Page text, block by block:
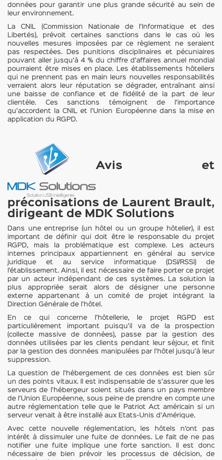
données pour garantir une plus grande sécurité au sein de
leur environnement.
La CNIL (Commission Nationale de l’Informatique et des
Libertés), prévoit certaines sanctions dans le cas où les
nouvelles mesures imposées par ce règlement ne seraient
pas respectées. Des punitions disciplinaires et pécuniaires
pouvant aller jusqu’à 4 % du chiffre d’affaires annuel mondial
pourraient être mises en place. Les établissements hôteliers
qui ne prennent pas en main leurs nouvelles responsabilités
verraient alors leur réputation se dégrader, entraînant ainsi
une baisse de confiance et de fidélité de la part de leur
clientèle. Ces sanctions témoignent de l’importance
qu’accordent la CNIL et l’Union Européenne dans la mise en
application du RGPD.
Avis et
préconisations de Laurent Brault,
dirigeant de MDK Solutions
Dans une entreprise (un hôtel ou un groupe hôtelier), il est
important de définir qui doit être le responsable du projet
RGPD, mais la problématique est complexe. Les acteurs
internes principaux appartiennent en général au service
juridique et au service informatique (DSI/RSSI) de
l’établissement. Ainsi, il est nécessaire de faire porter ce projet
par un acteur indépendant de ces systèmes. La solution la
plus appropriée serait alors de désigner une personne
externe appartenant à un comité de projet intégrant la
Direction Générale de l’hôtel.
En ce qui concerne l’hôtellerie, le projet RGPD est
particulièrement important puisqu’il va de la prospection
(collecte massive de données), passe par la gestion des
données utilisées par les clients pendant leur séjour, et finit
par la gestion des données manipulées par l’hôtel jusqu’à leur
suppression.
La question de l’hébergement de ces données est bien sûr
un des points vitaux. Il est indispensable de s’assurer que les
serveurs de l’hébergeur soient situés dans un pays membre
de l’Union Européenne, sous peine de prendre en compte une
autre réglementation telle que le Patriot Act américain si un
serveur venait à être installé aux Etats-Unis d’Amérique.
Avec cette nouvelle réglementation, les hôtels n’ont pas
intérêt à dissimuler une fuite de données. Le fait de ne pas
notifier une fuite implique une forte sanction. Il est donc
nécessaire de bien prévoir les processus de décision, de